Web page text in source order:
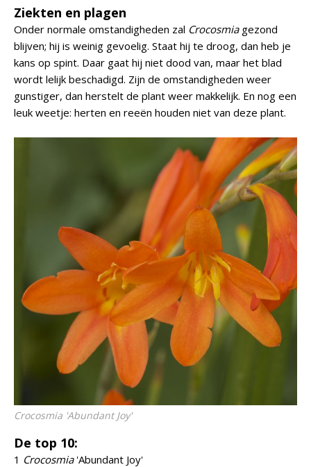
Ziekten en plagen
Onder normale omstandigheden zal Crocosmiagezond
blijven; hij is weinig gevoelig. Staat hij te droog, dan heb je
kans op spint. Daar gaat hij niet dood van, maar het blad
wordt lelijk beschadigd. Zijn de omstandigheden weer
gunstiger, dan herstelt de plant weer makkelijk. En nog een
leuk weetje: herten en reeën houden niet van deze plant.
Crocosmia 'Abundant Joy'
De top 10:
1 Crocosmia'Abundant Joy'